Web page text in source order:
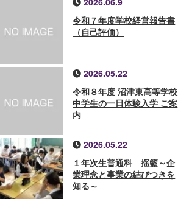
令和７年度学校経営報告書
（自己評価）
2026.05.22
令和８年度 沼津東高等学校
中学生の一日体験入学 ご案
内
2026.05.22
１年次生普通科 揺籃～企
業理念と事業の結びつきを
知る～